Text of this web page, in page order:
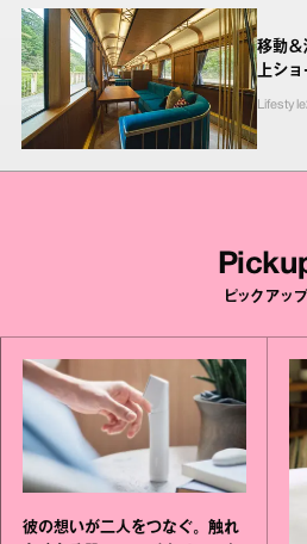
移動＆
上ショ
Lifestyle
ピックアップ
彼の想いが二人をつなぐ。触れ